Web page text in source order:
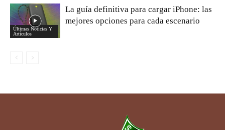
Últimas Noticias Y
Artículos
La guía definitiva para cargar iPhone: las
mejores opciones para cada escenario